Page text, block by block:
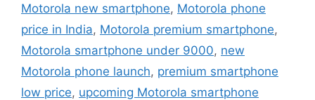
Motorola new smartphone, Motorola phone
price in India, Motorola premium smartphone,
Motorola smartphone under 9000, new
Motorola phone launch, premium smartphone
low price, upcoming Motorola smartphone